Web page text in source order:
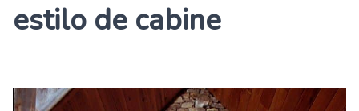
estilo de cabine